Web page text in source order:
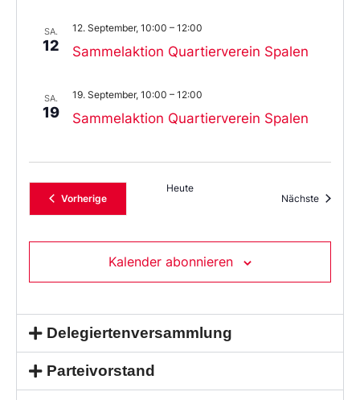
SA.
12 Sammelaktion Quartierverein Spalen
12. September, 10:00 – 12:00
SA.
19 Sammelaktion Quartierverein Spalen
19. September, 10:00 – 12:00
VorherigeVeranstaltungen
Heute
Nächste
Kalender abonnieren
Delegiertenversammlung
Parteivorstand